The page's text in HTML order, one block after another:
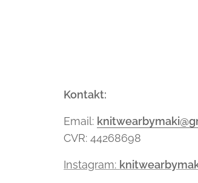
Kontakt:
Email:
CVR: 44268698
Instagram: